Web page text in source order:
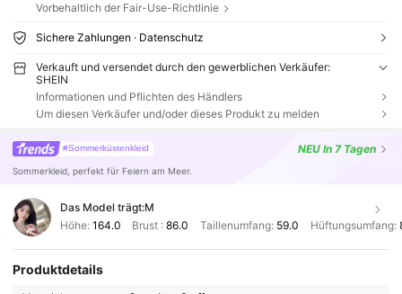
Vorbehaltlich der Fair-Use-Richtlinie
Sichere Zahlungen · Datenschutz
Verkauft und versendet durch den gewerblichen Verkäufer:
SHEIN
Informationen und Pflichten des Händlers
Um diesen Verkäufer und/oder dieses Produkt zu melden
#Sommerküstenkleid NEU In 7 Tagen
Sommerkleid, perfekt für Feiern am Meer.
Das Model trägt:M
Höhe: 164.0 Brust :86.0 Taillenumfang: 59.0 Hüftungsumfang:
Produktdetails